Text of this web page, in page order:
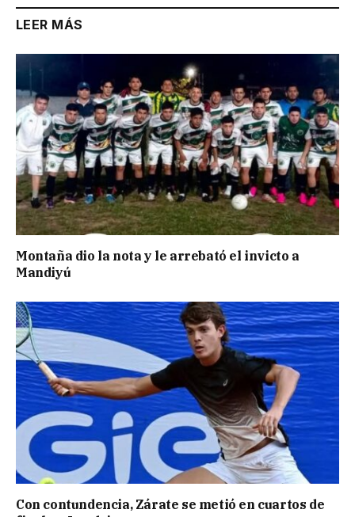
LEER MÁS
Montaña dio la nota y le arrebató el invicto a
Mandiyú
Con contundencia, Zárate se metió en cuartos de